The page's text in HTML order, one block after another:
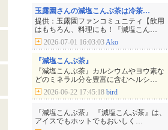
玉露園さんの減塩こんぶ茶は冷茶…
提供：玉露園ファンコミュニティ【飲用
はもちろん、料理にも！『減塩こん…
2026-07-01 16:03:03Ako
『減塩こんぶ茶』
『減塩こんぶ茶』カルシウムやヨウ素な
どのミネラル分を豊富に含むヘルシ…
2026-06-22 17:45:18 bird
『減塩こんぶ茶』 『減塩こんぶ茶』は、
アイスでもホットでもおいしく…